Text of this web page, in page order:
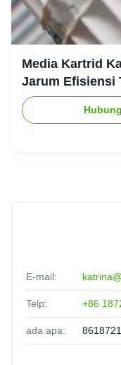
Smooth
L Liam Murphy
Oct 27.2025
Perfect material
Media Kartrid
Jarum Efisiensi
E-mail:
Telp: +86
ada apa: